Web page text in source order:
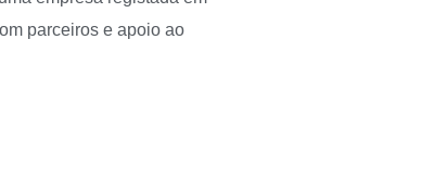
parceiros e apoio ao